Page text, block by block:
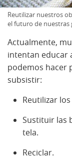
Reutilizar nuestros
el futuro de nuestras
Actualmente,
intentan educar
podemos hacer
subsistir:
Reutilizar
Sustituir las
tela.
Reciclar.